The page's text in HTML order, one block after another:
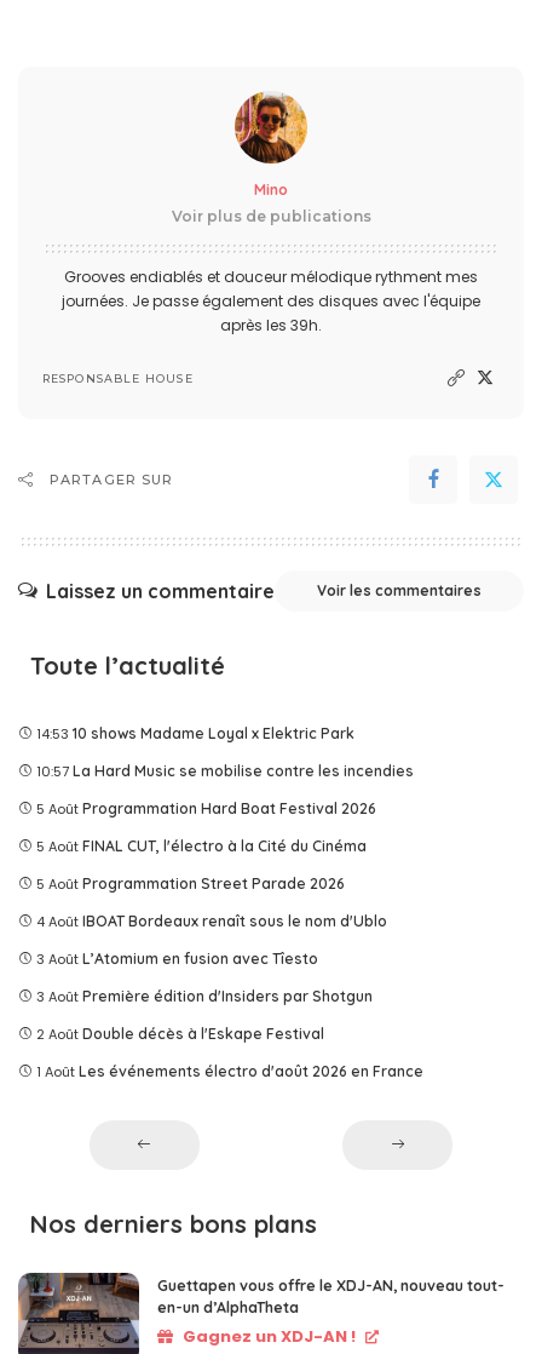
Mino
Voir plus de publications
Grooves endiablés et douceur mélodique rythment mes
journées. Je passe également des disques avec l'équipe
après les 39h.
RESPONSABLE HOUSE
PARTAGER SUR
Laissez un commentaire Voir les commentaires
Toute l’actualité
14:53 10 shows Madame Loyal x Elektric Park
10:57 La Hard Music se mobilise contre les incendies
5 Août Programmation Hard Boat Festival 2026
5 Août FINAL CUT, l'électro à la Cité du Cinéma
5 Août Programmation Street Parade 2026
4 Août IBOAT Bordeaux renaît sous le nom d'Ublo
3 Août L’Atomium en fusion avec Tîesto
3 Août Première édition d'Insiders par Shotgun
2 Août Double décès à l'Eskape Festival
1 Août Les événements électro d'août 2026 en France
Nos derniers bons plans
Guettapen vous offre le XDJ-AN, nouveau tout-
en-un d’AlphaTheta
Gagnez un XDJ-AN !